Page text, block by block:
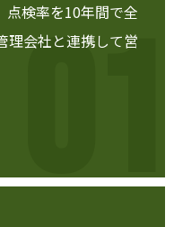
検率を10年間で全
理会社と連携して営
01